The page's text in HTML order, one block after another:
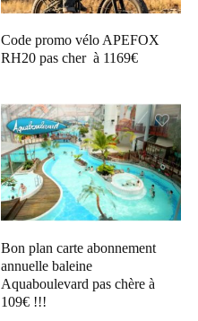
Code promo vélo APEFOX
RH20 pas cher à 1169€
Bon plan carte abonnement
annuelle baleine
Aquaboulevard pas chère à
109€ !!!